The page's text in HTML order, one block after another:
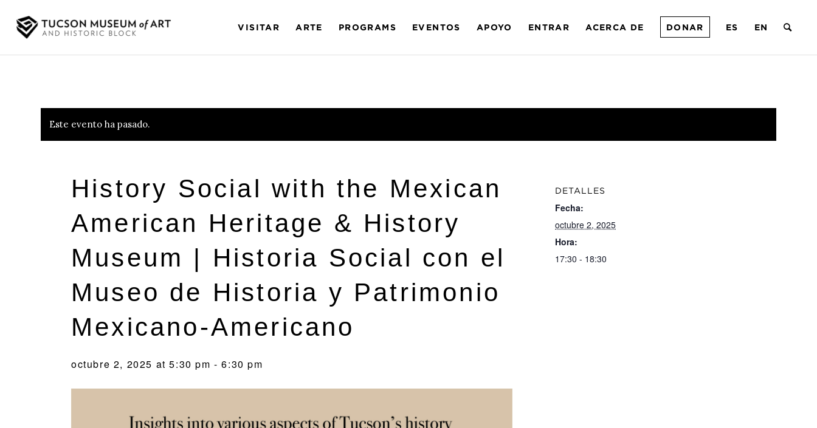
VISITAR ARTE PROGRAMS EVENTOS APOYO ENTRAR ACERCA DE DONAR ES EN
Este evento ha pasado.
History Social with the Mexican
American Heritage & History
Museum | Historia Social con el
Museo de Historia y Patrimonio
Mexicano-Americano
octubre 2, 2025 at 5:30 pm -6:30 pm
DETALLES
Fecha:
octubre 2, 2025
Hora:
17:30 - 18:30